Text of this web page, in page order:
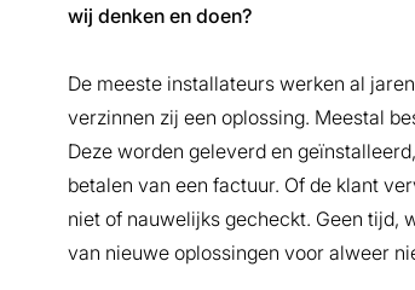
wij denken en doen?
De meeste installateurs werken al
verzinnen zij een oplossing. Meestal
Deze worden geleverd en
betalen van een factuur. Of de klant
niet of nauwelijks gecheckt. Geen tijd,
van nieuwe oplossingen voor alweer